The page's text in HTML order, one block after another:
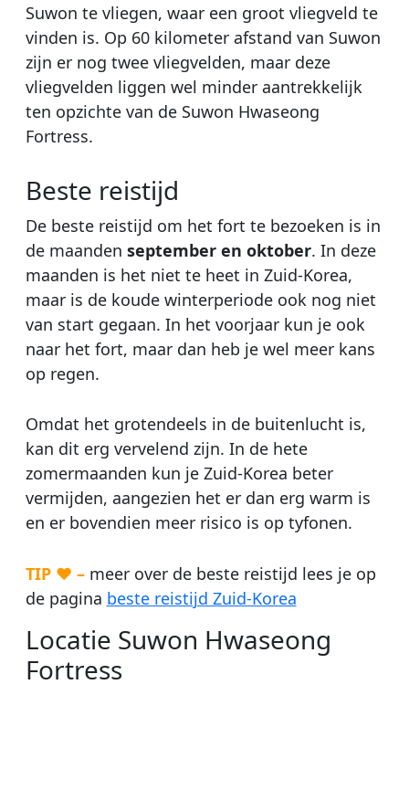
Suwon te vliegen, waar een groot vliegveld te
vinden is. Op 60 kilometer afstand van Suwon
zijn er nog twee vliegvelden, maar deze
vliegvelden liggen wel minder aantrekkelijk
ten opzichte van de Suwon Hwaseong
Fortress.
Beste reistijd
De beste reistijd om het fort te bezoeken is in
de maanden september en oktober. In deze
maanden is het niet te heet in Zuid-Korea,
maar is de koude winterperiode ook nog niet
van start gegaan. In het voorjaar kun je ook
naar het fort, maar dan heb je wel meer kans
op regen.
Omdat het grotendeels in de buitenlucht is,
kan dit erg vervelend zijn. In de hete
zomermaanden kun je Zuid-Korea beter
vermijden, aangezien het er dan erg warm is
en er bovendien meer risico is op tyfonen.
TIP ♥ –meer over de beste reistijd lees je op
de pagina beste reistijd Zuid-Korea
Locatie Suwon Hwaseong
Fortress